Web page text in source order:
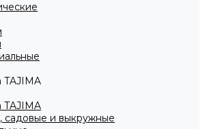
TAJIMA
TAJIMA
садовые и выкружные